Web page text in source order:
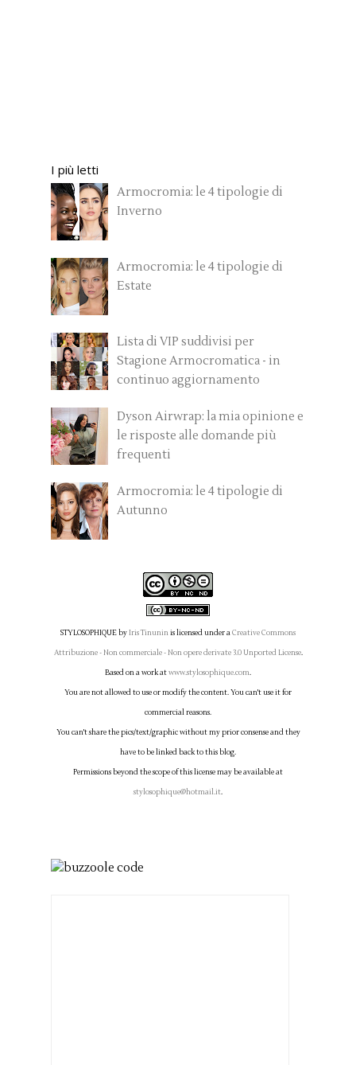
I più letti
Armocromia: le 4 tipologie di
Inverno
Armocromia: le 4 tipologie di
Estate
Lista di VIP suddivisi per
Stagione Armocromatica - in
continuo aggiornamento
Dyson Airwrap: la mia opinione e
le risposte alle domande più
frequenti
Armocromia: le 4 tipologie di
Autunno
STYLOSOPHIQUE byIris Tinuninis licensed under aCreative Commons
Attribuzione - Non commerciale - Non opere derivate 3.0 Unported License.
Based on a work atwww.stylosophique.com.
You are not allowed to use or modify the content. You can't use it for
commercial reasons.
You can't share the pics/text/graphic without my prior consense and they
have to be linked back to this blog.
Permissions beyond the scope of this license may be available at
stylosophique@hotmail.it.